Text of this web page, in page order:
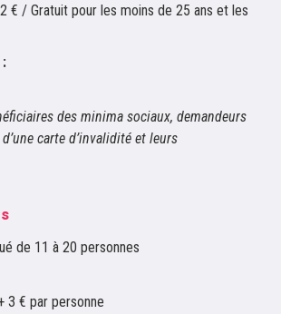
€ / Gratuit pour les moins de 25 ans et les
des minima sociaux, demandeurs
carte d’invalidité et leurs
de 11 à 20 personnes
3 € par personne